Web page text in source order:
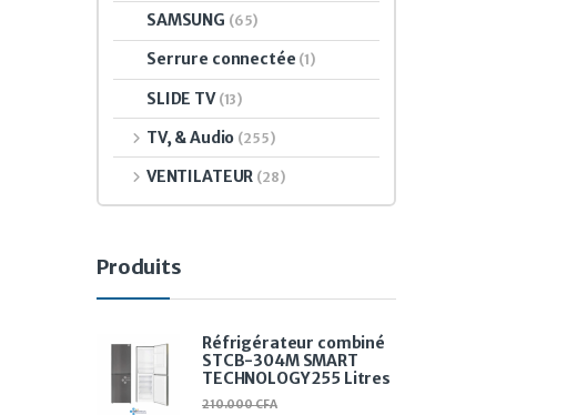
SAMSUNG (65)
Serrure connectée (1)
SLIDE TV (13)
TV, & Audio (255)
VENTILATEUR (28)
Produits
Réfrigérateur combiné
STCB-304M SMART
TECHNOLOGY 255 Litres
210.000CFA